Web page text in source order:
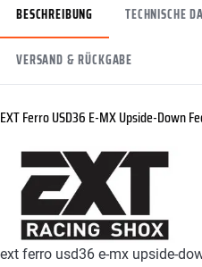
BESCHREIBUNG TECHNISCHE
VERSAND & RÜCKGABE
EXT Ferro USD36 E-MX Upside-Down
ext ferro usd36 e-mx upside-